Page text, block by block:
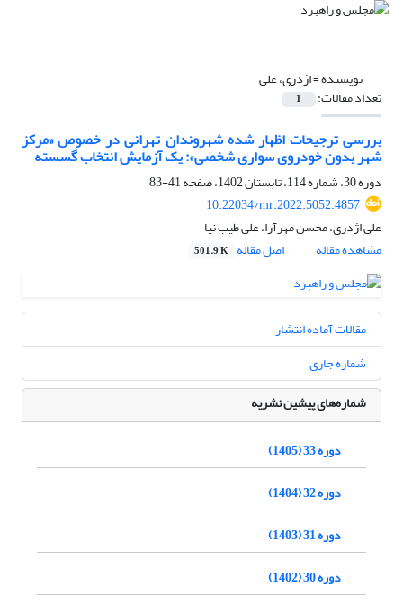
نویسنده =اژدری، علی
تعداد مقالات: 1
بررسی ترجیحات اظهار شده شهروندان تهرانی در خصوص «مرکز
شهر بدون خودروی سواری شخصی»‌: یک آزمایش انتخاب گسسته
دوره 30، شماره 114، تابستان 1402، صفحه
41-83
10.22034/mr.2022.5052.4857
علی اژدری، محسن مهرآرا، علی طیب نیا
مشاهده مقاله
اصل مقاله 501.9 K
مقالات آماده انتشار
شماره جاری
شماره‌های پیشین نشریه
دوره 33 (1405)
دوره 32 (1404)
دوره 31 (1403)
دوره 30 (1402)